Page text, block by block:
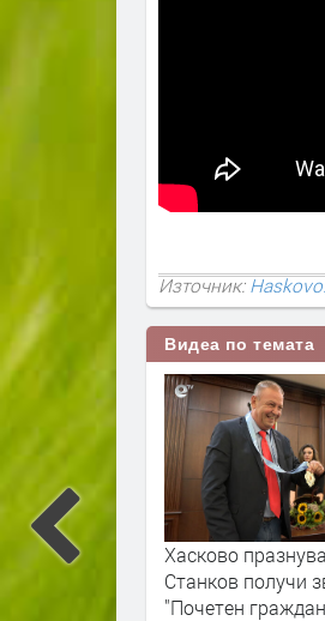
Източник:
Видеа по темата
високо.
Хасково
Станков получи
"Почетен